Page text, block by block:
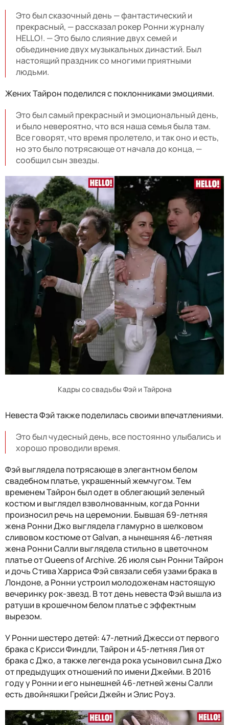
Это был сказочный день — фантастический и
прекрасный, — рассказал рокер Ронни журналу
HELLO!. — Это было слияние двух семей и
объединение двух музыкальных династий. Был
настоящий праздник со многими приятными
людьми.
Жених Тайрон поделился с поклонниками эмоциями.
Это был самый прекрасный и эмоциональный день,
и было невероятно, что вся наша семья была там.
Все говорят, что время пролетело, и так оно и есть,
но это было потрясающе от начала до конца, —
сообщил сын звезды.
Кадры со свадьбы Фэй и Тайрона
Невеста Фэй также поделилась своими впечатлениями.
Это был чудесный день, все постоянно улыбались и
хорошо проводили время.
Фэй выглядела потрясающе в элегантном белом
свадебном платье, украшенный жемчугом. Тем
временем Тайрон был одет в облегающий зеленый
костюм и выглядел взволнованным, когда Ронни
произносил речь на церемонии. Бывшая 69-летняя
жена Ронни Джо выглядела гламурно в шелковом
сливовом костюме от Galvan, а нынешняя 46-летняя
жена Ронни Салли выглядела стильно в цветочном
платье от Queens of Archive. 26 июля сын Ронни Тайрон
и дочь Стива Харриса Фэй связали себя узами брака в
Лондоне, а Ронни устроил молодоженам настоящую
вечеринку рок-звезд. В тот день невеста Фэй вышла из
ратуши в крошечном белом платье с эффектным
вырезом.
У Ронни шестеро детей: 47-летний Джесси от первого
брака с Крисси Финдли, Тайрон и 45-летняя Лия от
брака с Джо, а также легенда рока усыновил сына Джо
от предыдущих отношений по имени Джейми. В 2016
году у Ронни и его нынешней 46-летней жены Салли
есть двойняшки Грейси Джейн и Элис Роуз.